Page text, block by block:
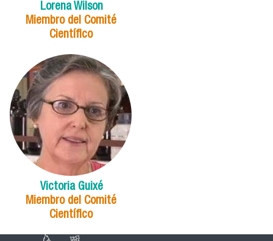
Lorena Wilson
Miembro del Comité
Científico
Victoria Guixé
Miembro del Comité
Científico